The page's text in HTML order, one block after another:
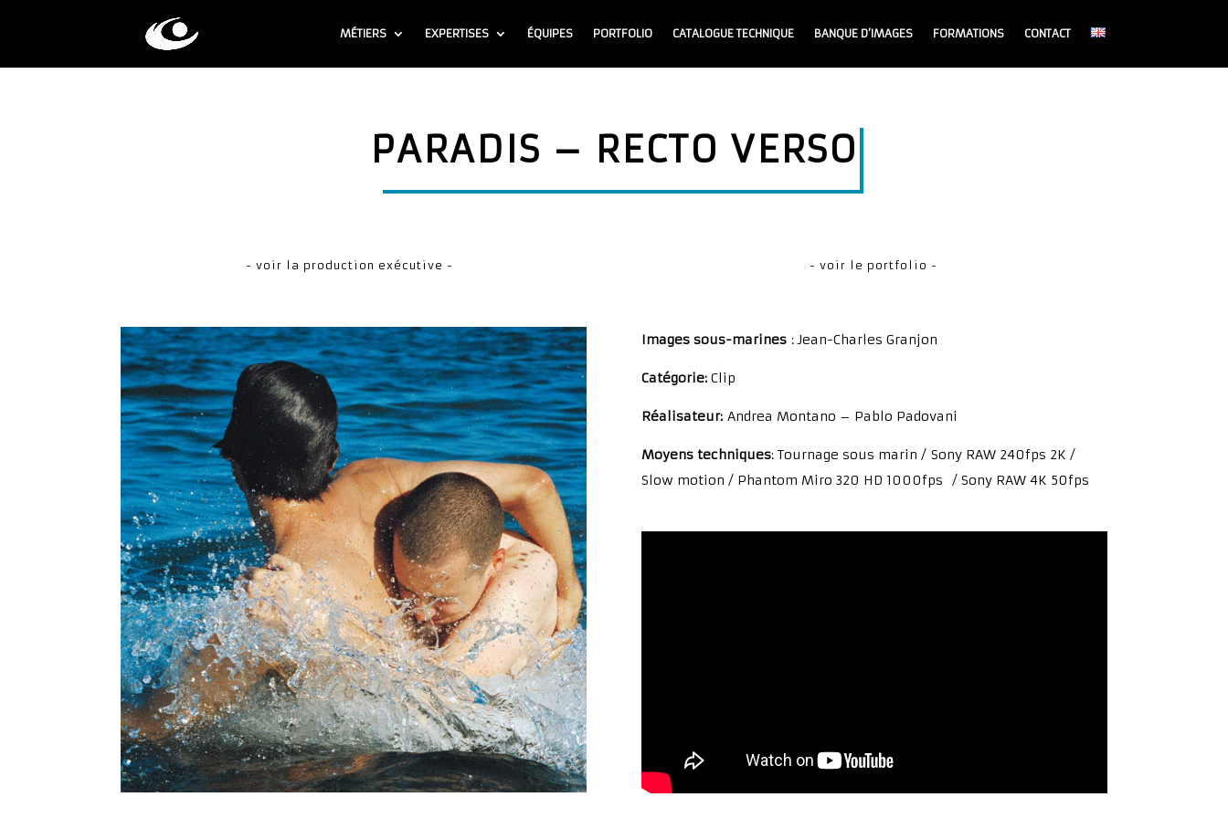
MÉTIERS EXPERTISES ÉQUIPES PORTFOLIO CATALOGUE TECHNIQUE BANQUE D’IMAGES FORMATIONS CONTACT
PARADIS – RECTO VERSO
- voir la production exécutive - - voir le portfolio -
Images sous-marines : Jean-Charles Granjon
Catégorie: Clip
Réalisateur:Andrea Montano – Pablo Padovani
Moyens techniques: Tournage sous marin / Sony RAW 240fps 2K /
Slow motion / Phantom Miro 320 HD 1000fps / Sony RAW 4K 50fps